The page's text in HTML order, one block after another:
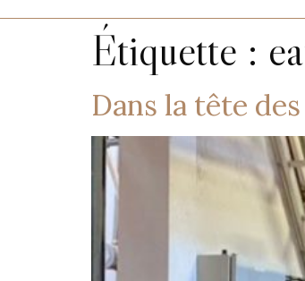
Étiquette :
Dans la tête